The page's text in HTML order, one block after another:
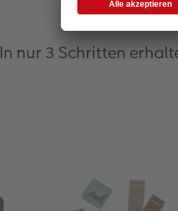
So
In nur 3 Schritten